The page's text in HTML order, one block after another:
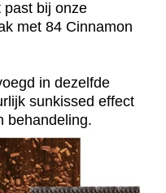
past bij onze
met 84 Cinnamon
in dezelfde
sunkissed effect
behandeling.